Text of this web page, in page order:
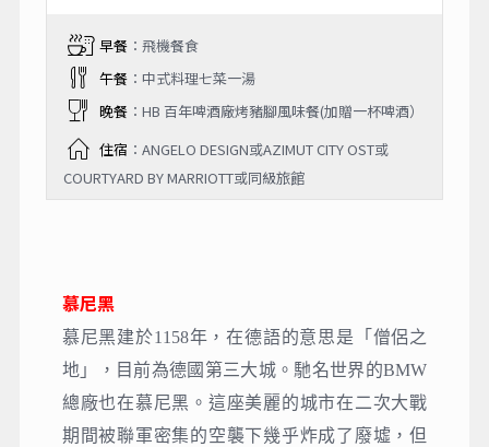
早餐：飛機餐食
午餐：中式料理七菜一湯
晚餐：HB 百年啤酒廠烤豬腳風味餐(加贈一杯啤酒）
住宿 ：ANGELO DESIGN或AZIMUT CITY OST或
COURTYARD BY MARRIOTT或同級旅館
慕尼黑
慕尼黑建於1158年，在德語的意思是「僧侶之
地」，目前為德國第三大城。馳名世界的BMW
總廠也在慕尼黑。這座美麗的城市在二次大戰
期間被聯軍密集的空襲下幾乎炸成了廢墟，但